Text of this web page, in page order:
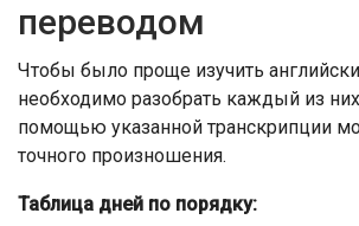
переводом
Чтобы было проще изучить
необходимо разобрать каждый из
помощью указанной транскрипции
точного произношения.
Таблица дней по порядку: